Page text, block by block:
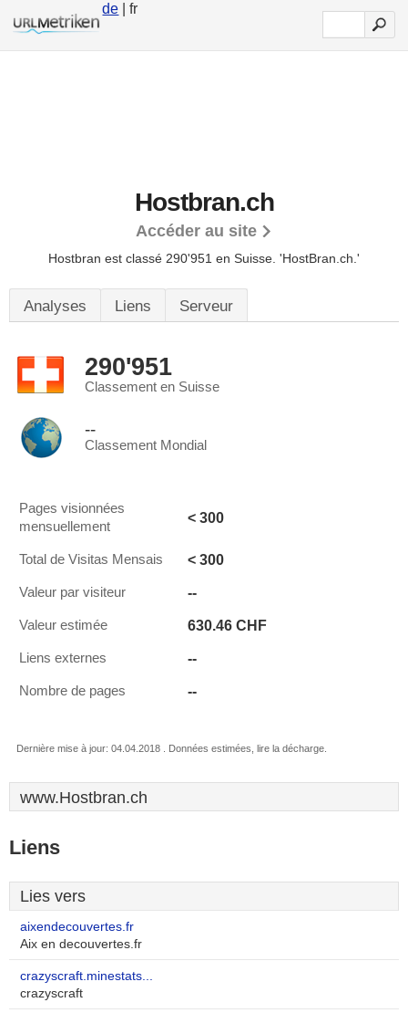
de | fr
Hostbran.ch
Accéder au site
Hostbran est classé 290'951 en Suisse. 'HostBran.ch.'
Analyses Liens Serveur
290'951
Classement en Suisse
--
Classement Mondial
Pages visionnées
mensuellement
< 300
Total de Visitas Mensais < 300
Valeur par visiteur --
Valeur estimée 630.46 CHF
Liens externes --
Nombre de pages --
Dernière mise à jour: 04.04.2018 . Données estimées, lire la décharge.
www.Hostbran.ch
Liens
Lies vers
aixendecouvertes.fr
Aix en decouvertes.fr
crazyscraft.minestats...
crazyscraft